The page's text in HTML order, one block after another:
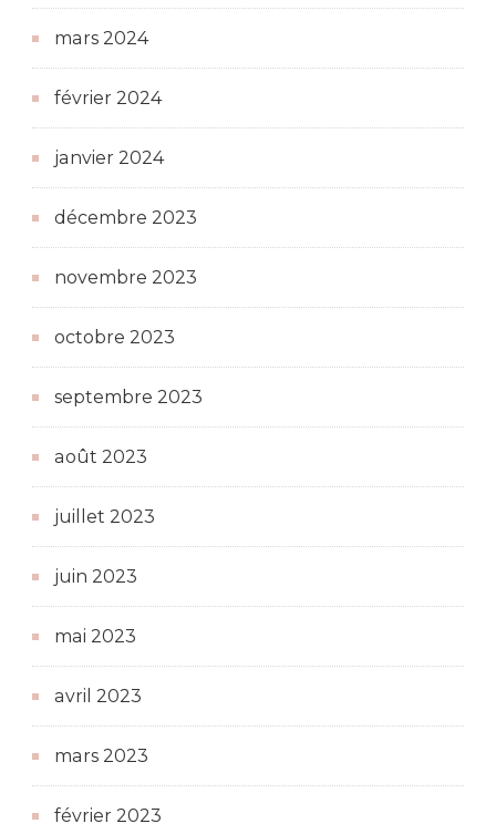
mars 2024
février 2024
janvier 2024
décembre 2023
novembre 2023
octobre 2023
septembre 2023
août 2023
juillet 2023
juin 2023
mai 2023
avril 2023
mars 2023
février 2023